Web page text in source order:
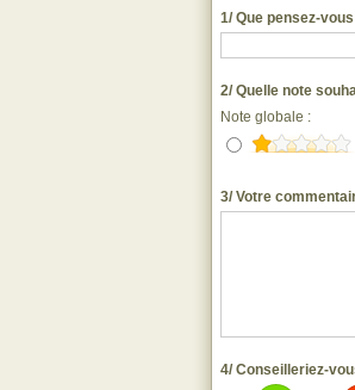
1/ Que pensez-
2/ Quelle note
Note globale :
3/ Votre
4/ Conseilleriez-